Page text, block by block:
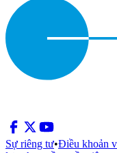
Sự riêng tư•Điều khoản